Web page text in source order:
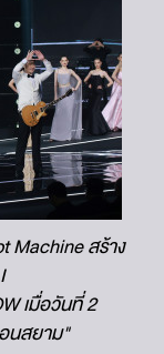
Machine สร้าง
เมื่อวันที่ 2
นสยาม"